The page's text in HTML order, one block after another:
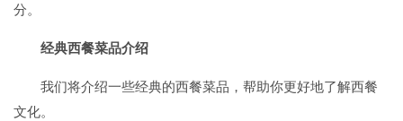
分。
经典西餐菜品介绍
我们将介绍一些经典的西餐菜品，帮助你更好地了解西餐
文化。